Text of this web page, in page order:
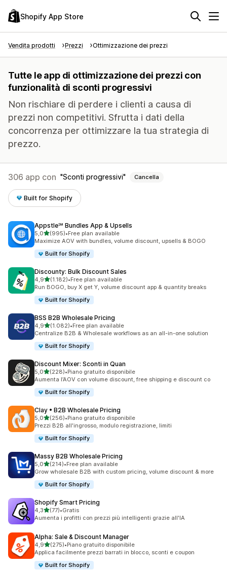
Shopify App Store
Vendita prodotti Prezzi Ottimizzazione dei prezzi
Tutte le app di ottimizzazione dei prezzi con
funzionalità di sconti progressivi
Non rischiare di perdere i clienti a causa di
prezzi non competitivi. Sfrutta i dati della
concorrenza per ottimizzare la tua strategia di
prezzo.
306 app con Sconti progressivi Cancella
Built for Shopify
Appstle℠ Bundles App & Upsells
5,0stelle su 5
(995)
995 recensioni totali
•Free plan available
Maximize AOV with bundles, volume discount, upsells & BOGO
Built for Shopify
Discounty: Bulk Discount Sales
4,9stelle su 5
(1.182)
1182 recensioni totali
•Free plan available
Run BOGO, buy X get Y, volume discount app & quantity breaks
Built for Shopify
BSS B2B Wholesale Pricing
4,9stelle su 5
(1.082)
1082 recensioni totali
•Free plan available
Centralize B2B & Wholesale workflows as an all-in-one solution
Built for Shopify
Discount Mixer: Sconti in Quan
5,0stelle su 5
(228)
228 recensioni totali
•Piano gratuito disponibile
Aumenta l’AOV con volume discount, free shipping e discount co
Built for Shopify
Clay • B2B Wholesale Pricing
5,0stelle su 5
(256)
256 recensioni totali
•Piano gratuito disponibile
Prezzi B2B all'ingrosso, modulo registrazione, limiti
Built for Shopify
Massy B2B Wholesale Pricing
5,0stelle su 5
(214)
214 recensioni totali
•Free plan available
Grow wholesale B2B with custom pricing, volume discount & more
Built for Shopify
Shopify Smart Pricing
4,3stelle su 5
(77)
77 recensioni totali
•Gratis
Aumenta i profitti con prezzi più intelligenti grazie all'IA
Alpha: Sale & Discount Manager
4,9stelle su 5
(275)
275 recensioni totali
•Piano gratuito disponibile
Applica facilmente prezzi barrati in blocco, sconti e coupon
Built for Shopify